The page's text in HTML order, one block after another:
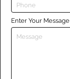
Enter Your Message